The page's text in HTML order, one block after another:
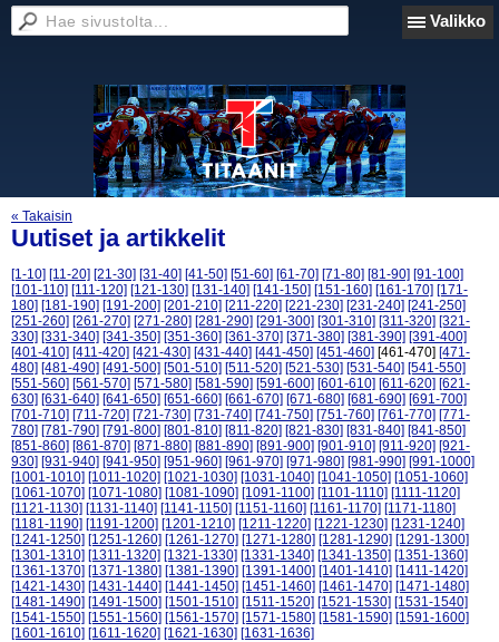
Valikko
« Takaisin
Uutiset ja artikkelit
[1-10] [11-20] [21-30] [31-40] [41-50] [51-60] [61-70] [71-80] [81-90] [91-100]
[101-110] [111-120] [121-130] [131-140] [141-150] [151-160] [161-170] [171-
180] [181-190] [191-200] [201-210] [211-220] [221-230] [231-240] [241-250]
[251-260] [261-270] [271-280] [281-290] [291-300] [301-310] [311-320] [321-
330] [331-340] [341-350] [351-360] [361-370] [371-380] [381-390] [391-400]
[401-410] [411-420] [421-430] [431-440] [441-450] [451-460] [461-470] [471-
480] [481-490] [491-500] [501-510] [511-520] [521-530] [531-540] [541-550]
[551-560] [561-570] [571-580] [581-590] [591-600] [601-610] [611-620] [621-
630] [631-640] [641-650] [651-660] [661-670] [671-680] [681-690] [691-700]
[701-710] [711-720] [721-730] [731-740] [741-750] [751-760] [761-770] [771-
780] [781-790] [791-800] [801-810] [811-820] [821-830] [831-840] [841-850]
[851-860] [861-870] [871-880] [881-890] [891-900] [901-910] [911-920] [921-
930] [931-940] [941-950] [951-960] [961-970] [971-980] [981-990] [991-1000]
[1001-1010] [1011-1020] [1021-1030] [1031-1040] [1041-1050] [1051-1060]
[1061-1070] [1071-1080] [1081-1090] [1091-1100] [1101-1110] [1111-1120]
[1121-1130] [1131-1140] [1141-1150] [1151-1160] [1161-1170] [1171-1180]
[1181-1190] [1191-1200] [1201-1210] [1211-1220] [1221-1230] [1231-1240]
[1241-1250] [1251-1260] [1261-1270] [1271-1280] [1281-1290] [1291-1300]
[1301-1310] [1311-1320] [1321-1330] [1331-1340] [1341-1350] [1351-1360]
[1361-1370] [1371-1380] [1381-1390] [1391-1400] [1401-1410] [1411-1420]
[1421-1430] [1431-1440] [1441-1450] [1451-1460] [1461-1470] [1471-1480]
[1481-1490] [1491-1500] [1501-1510] [1511-1520] [1521-1530] [1531-1540]
[1541-1550] [1551-1560] [1561-1570] [1571-1580] [1581-1590] [1591-1600]
[1601-1610] [1611-1620] [1621-1630] [1631-1636]